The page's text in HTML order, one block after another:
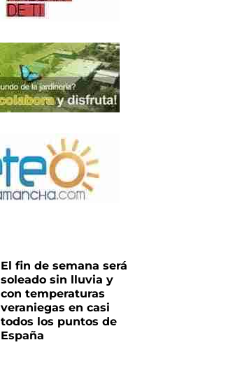
El fin de semana será
soleado sin lluvia y
con temperaturas
veraniegas en casi
todos los puntos de
España